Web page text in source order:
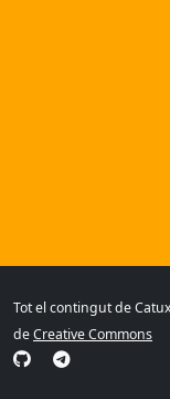
Tot el contingut de
deCreative Commons